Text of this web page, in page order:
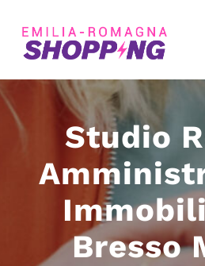
Studio
Bresso